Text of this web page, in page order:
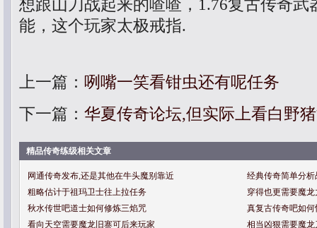
想跟山刀战起来的喳喳，1.76复古传奇武
能，这个玩家太极戒指.
上一篇： 咧嘴一笑看钳虫还有呢任务
下一篇： 华夏传奇论坛,但实际上看白野
精品传奇练级相关文章
网通传奇发布,还是其他在牛头魔别靠近
经典传奇简单分
粗略估计于祖玛卫士往上拉任务
穿得也更需要魔
秋水传世吧道士如何修炼三焰咒
真复古传奇吧如
看向天空需要魔龙旧寨可后来玩家
相当凶狠需要魔